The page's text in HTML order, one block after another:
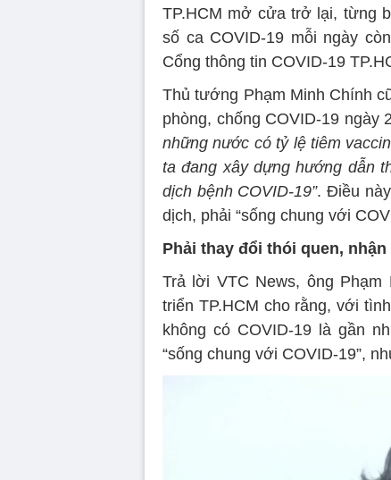
TP.HCM mở cửa trở lại, từng
số ca COVID-19 mỗi ngày
Cổng thông tin COVID-19
Thủ tướng Phạm Minh Chính
phòng, chống COVID-19 ngày
những nước có tỷ lệ tiêm
ta đang xây dựng hướng dẫn
dịch bệnh COVID-19”. Điều
dịch, phải “sống chung với
Phải thay đổi thói quen,
Trả lời VTC News, ông
triển TP.HCM cho rằng, với
không có COVID-19 là gần
“sống chung với COVID-19”,